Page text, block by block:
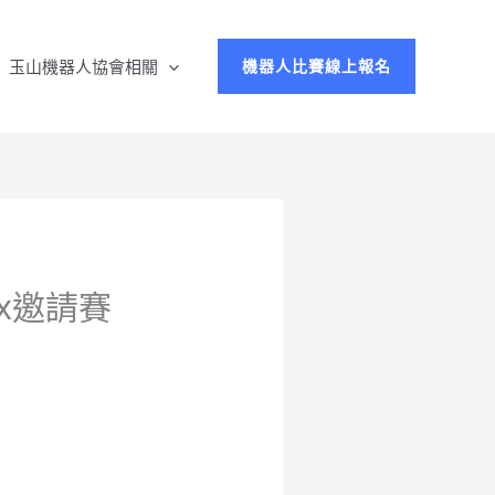
玉山機器人協會相關 機器人比賽線上報名
請賽